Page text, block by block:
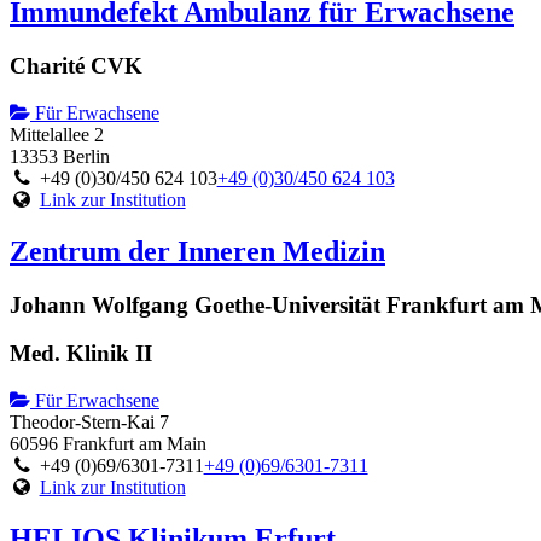
Immundefekt Ambulanz für Erwachsene
Charité CVK
Für Erwachsene
Mittelallee 2
13353 Berlin
+49 (0)30/450 624 103+49 (0)30/450 624 103
Link zur Institution
Zentrum der Inneren Medizin
Johann Wolfgang Goethe-Universität Frankfurt am
Med. Klinik II
Für Erwachsene
Theodor-Stern-Kai 7
60596 Frankfurt am Main
+49 (0)69/6301-7311+49 (0)69/6301-7311
Link zur Institution